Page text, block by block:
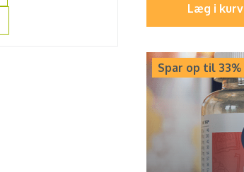
Læg i kurv
Spar op til 33%